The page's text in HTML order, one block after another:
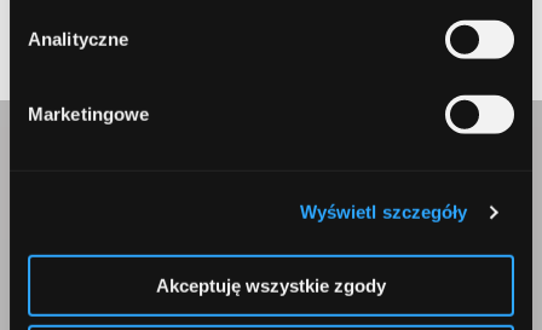
Analityczne
Marketingowe
Wyświetl szczegóły
Akceptuję wszystkie zgody